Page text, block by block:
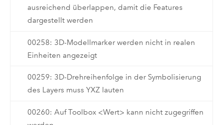
ausreichend überlappen, damit die Features
dargestellt werden
00258: 3D-Modellmarker werden nicht in realen
Einheiten angezeigt
00259: 3D-Drehreihenfolge in der Symbolisierung
des Layers muss YXZ lauten
00260: Auf Toolbox <Wert> kann nicht zugegriffen